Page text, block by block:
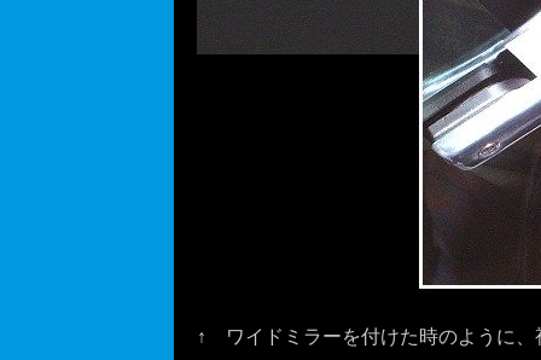
↑ ワイドミラーを付けた時のように、